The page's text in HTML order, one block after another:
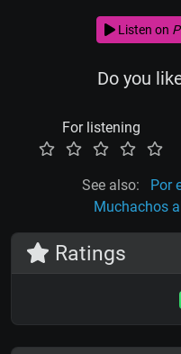
Listen on
Do you
For listening
See also:
Por
Muchachos
Ratings